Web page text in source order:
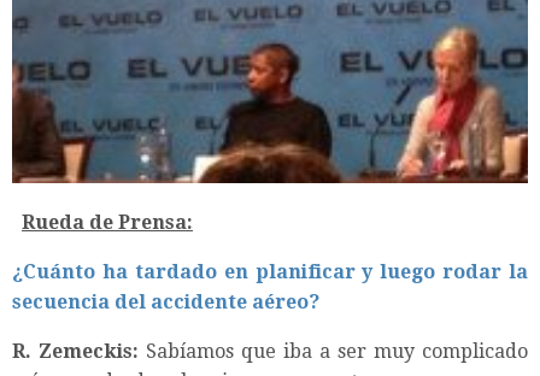
Rueda de Prensa:
¿Cuánto ha tardado en planificar y luego rodar la
secuencia del accidente aéreo?
R. Zemeckis: Sabíamos que iba a ser muy complicado